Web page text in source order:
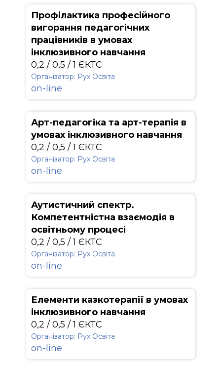
Профілактика професійного
вигорання педагогічних
працівників в умовах
інклюзивного навчання
0,2 / 0,5 / 1 ЄКТС
Організатор: Рух Освіта
on-line
Арт-педагогіка та арт-терапія в
умовах інклюзивного навчання
0,2 / 0,5 / 1 ЄКТС
Організатор: Рух Освіта
on-line
Аутистичний спектр.
Компетентністна взаємодія в
освітньому процесі
0,2 / 0,5 / 1 ЄКТС
Організатор: Рух Освіта
on-line
Елементи казкотерапії в умовах
інклюзивного навчання
0,2 / 0,5 / 1 ЄКТС
Організатор: Рух Освіта
on-line